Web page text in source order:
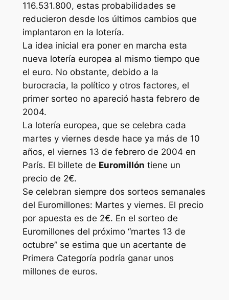
116.531.800, estas probabilidades se
reducieron desde los últimos cambios que
implantaron en la lotería.
La idea inicial era poner en marcha esta
nueva lotería europea al mismo tiempo que
el euro. No obstante, debido a la
burocracia, la político y otros factores, el
primer sorteo no apareció hasta febrero de
2004.
La lotería europea, que se celebra cada
martes y viernes desde hace ya más de 10
años, el viernes 13 de febrero de 2004 en
París. El billete de Euromillón tiene un
precio de 2€.
Se celebran siempre dos sorteos semanales
del Euromillones: Martes y viernes. El precio
por apuesta es de 2€. En el sorteo de
Euromillones del próximo “martes 13 de
octubre” se estima que un acertante de
Primera Categoría podría ganar unos
millones de euros.